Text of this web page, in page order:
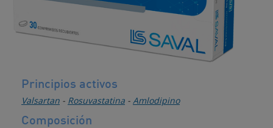
Principios activos
Valsartan - Rosuvastatina - Amlodipino
Composición